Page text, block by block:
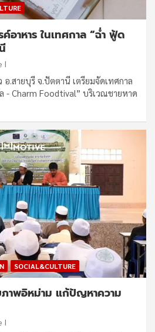
าหาร ในเทศกาล “ฉ่ำ ฟู้ด
I
.สายบุรี จ.ปัตตานี เตรียมจัดเทศกาล
- Charm Foodtival” บริเวณชายหาด
SOCIAL&CULTURE
าพอิหม่าม แก้ปัญหาความ
I